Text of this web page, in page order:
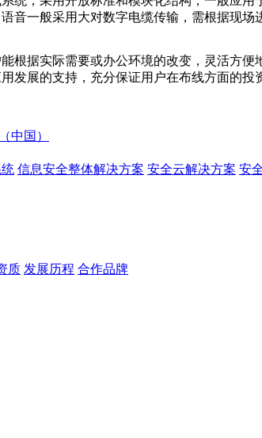
音一般采用大对数字电缆传输，需根据现场
根据实际需要或办公环境的改变，灵活方
发展的支持，充分保证用户在布线方面的投
中国）
信息安全整体解决方案 安全云解决方案 安
质 发展历程 合作品牌